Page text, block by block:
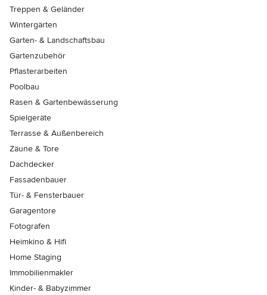
Treppen & Geländer
Wintergärten
Garten- & Landschaftsbau
Gartenzubehör
Pflasterarbeiten
Poolbau
Rasen & Gartenbewässerung
Spielgeräte
Terrasse & Außenbereich
Zäune & Tore
Dachdecker
Fassadenbauer
Tür- & Fensterbauer
Garagentore
Fotografen
Heimkino & Hifi
Home Staging
Immobilienmakler
Kinder- & Babyzimmer